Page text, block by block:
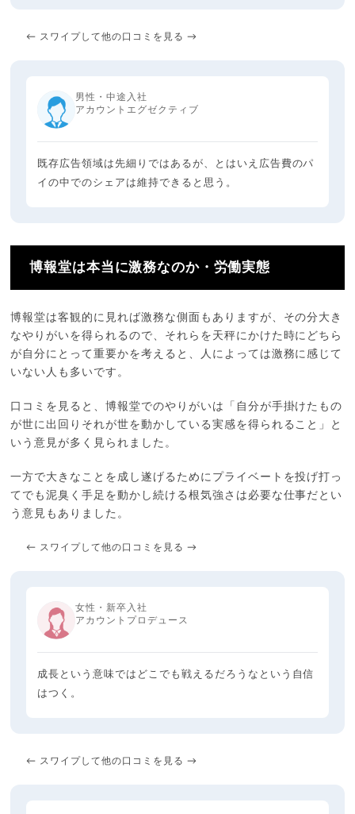
← スワイプして他の口コミを見る →
男性・中途入社
アカウントエグゼクティブ
既存広告領域は先細りではあるが、とはいえ広告費のパ
イの中でのシェアは維持できると思う。
博報堂︎は本当に激務なのか・労働実態
博報堂は客観的に見れば激務な側面もありますが、その分大き
なやりがいを得られるので、それらを天秤にかけた時にどちら
が自分にとって重要かを考えると、人によっては激務に感じて
いない人も多いです。
口コミを見ると、博報堂でのやりがいは「自分が手掛けたもの
が世に出回りそれが世を動かしている実感を得られること」と
いう意見が多く見られました。
一方で大きなことを成し遂げるためにプライベートを投げ打っ
てでも泥臭く手足を動かし続ける根気強さは必要な仕事だとい
う意見もありました。
← スワイプして他の口コミを見る →
女性・新卒入社
アカウントプロデュース
成長という意味ではどこでも戦えるだろうなという自信
はつく。
← スワイプして他の口コミを見る →